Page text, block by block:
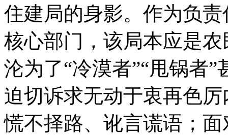
住建局的身影。作为负
核心部门，该局本应是
沦为了“冷漠者”“甩锅者
迫切诉求无动于衷再色
慌不择路、讹言谎语；